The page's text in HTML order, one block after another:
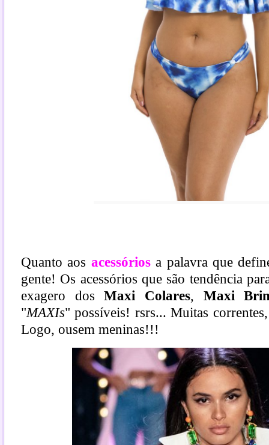
Quanto aos acessórios a palavra que
gente! Os acessórios que são tendência
exagero dosMaxi Colares, Maxi
"MAXIs" possíveis! rsrs... Muitas
Logo, ousem meninas!!!